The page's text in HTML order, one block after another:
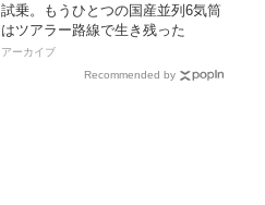
試乗。もうひとつの国産並列6気筒
はツアラー路線で生き残った
アーカイブ
Recommended by